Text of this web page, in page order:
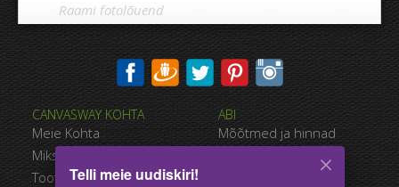
Trükkida pilt fotolõuendi äärtele:
Ei
Kaugus piltide vahel:
Raami fotolõuend
CANVASWAY KOHTA
Meie Kohta
Miks CanvasWAY
Toote Kvaliteet
ABI
Mõõtmed ja hinnad
Maksevõimalused
Telli meie uudiskiri!